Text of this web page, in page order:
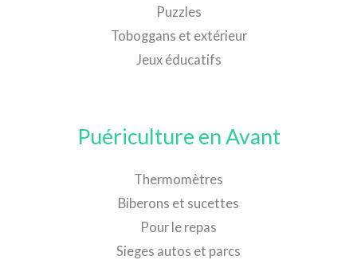
Puzzles
Toboggans et extérieur
Jeux éducatifs
Puériculture en Avant
Thermomètres
Biberons et sucettes
Pour le repas
Sieges autos et parcs